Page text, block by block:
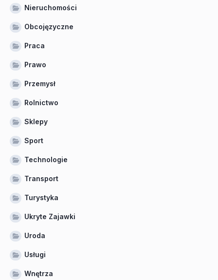
Nieruchomości
Obcojęzyczne
Praca
Prawo
Przemysł
Rolnictwo
Sklepy
Sport
Technologie
Transport
Turystyka
Ukryte Zajawki
Uroda
Usługi
Wnętrza